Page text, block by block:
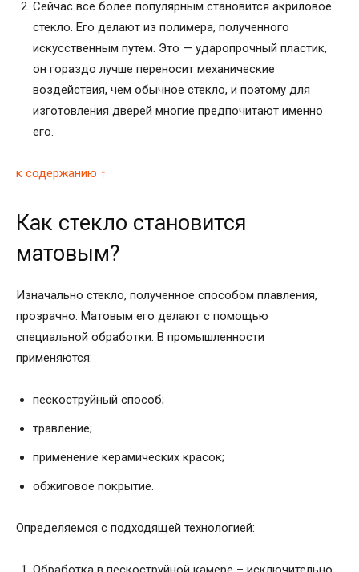
Сейчас все более популярным становится акриловое
стекло. Его делают из полимера, полученного
искусственным путем. Это — ударопрочный пластик,
он гораздо лучше переносит механические
воздействия, чем обычное стекло, и поэтому для
изготовления дверей многие предпочитают именно
его.
к содержанию ↑
Как стекло становится
матовым?
Изначально стекло, полученное способом плавления,
прозрачно. Матовым его делают с помощью
специальной обработки. В промышленности
применяются:
пескоструйный способ;
травление;
применение керамических красок;
обжиговое покрытие.
Определяемся с подходящей технологией: